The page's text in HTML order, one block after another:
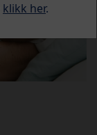
klikk her.